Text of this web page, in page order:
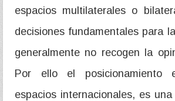
espacios multilaterales o
decisiones fundamentales para
generalmente no recogen la
Por ello el posicionamiento
espacios internacionales, es